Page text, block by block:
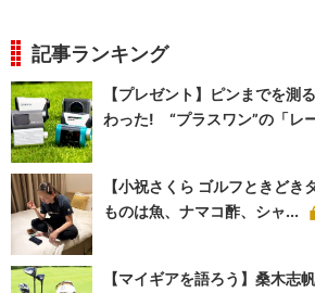
記事ランキング
【プレゼント】ピンまでを測
わった! “プラスワン”の「レ
【小祝さくら ゴルフときど
ものは魚、ナマコ酢、シャ...
【マイギアを語ろう】桑木